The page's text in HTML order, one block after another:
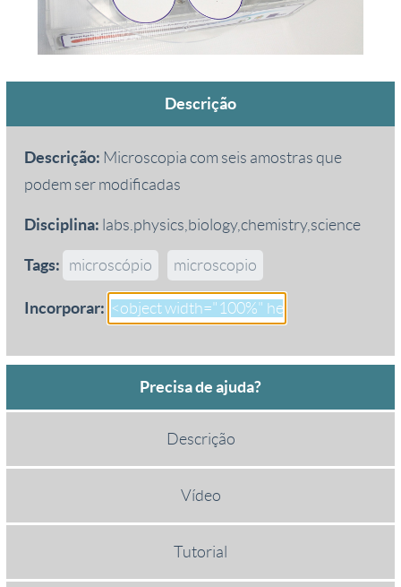
Descrição
Descrição: Microscopia com seis amostras que
podem ser modificadas
Disciplina: labs.physics,biology,chemistry,science
Tags: microscópio microscopio
Incorporar:
Precisa de ajuda?
Descrição
Vídeo
Tutorial